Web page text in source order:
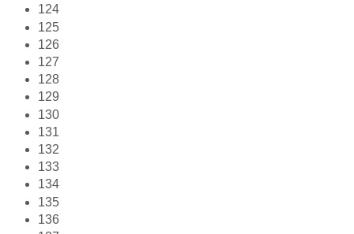
124
125
126
127
128
129
130
131
132
133
134
135
136